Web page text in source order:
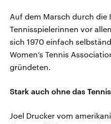
Auf dem Marsch durch
Tennisspielerinnen vor
sich 1970 einfach
Women’s Tennis
gründeten.
Stark auch ohne das
Joel Drucker vom